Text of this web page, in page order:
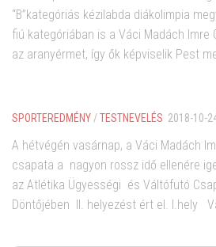
“B”kategóriás kézilabda diákolimpia
fiú kategóriában is a Váci Madách Imre
az aranyérmet, így ők képviselik Pest
SPORTEREDMÉNY /TESTNEVELÉS 2018-10-
A hétvégén vasárnap, a Váci Madách
csapata a nagyon rossz idő ellenére
az Atlétika Ügyességi és Váltófutó
Döntőjében II. helyezést ért el. I.hely